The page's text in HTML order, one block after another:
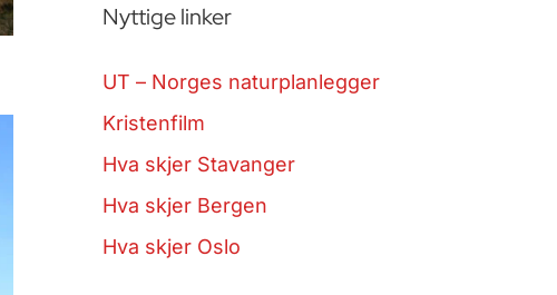
Nyttige linker
UT – Norges naturplanlegger
Kristenfilm
Hva skjer Stavanger
Hva skjer Bergen
Hva skjer Oslo